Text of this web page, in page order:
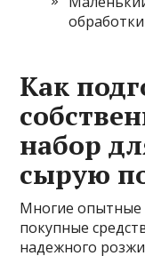
Как
набор
сырую
Многие опытные
покупные
надежного